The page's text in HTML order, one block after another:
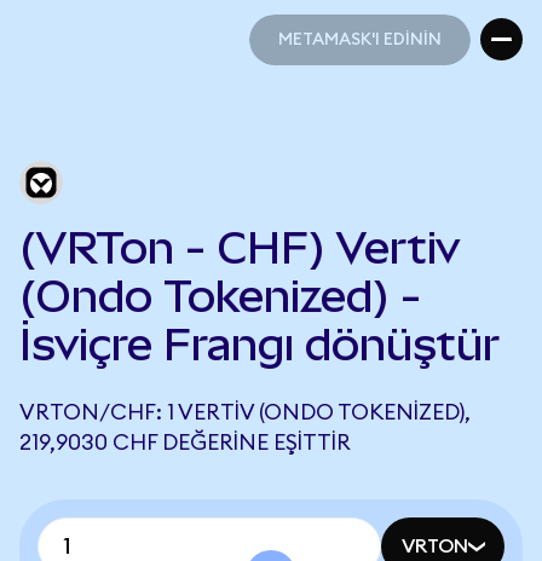
METAMASK'I EDİNİN
(VRTon - CHF) Vertiv
(Ondo Tokenized) -
İsviçre Frangı dönüştür
VRTON/CHF: 1 VERTIV (ONDO TOKENIZED),
219,9030 CHF DEĞERINE EŞITTIR
VRTON